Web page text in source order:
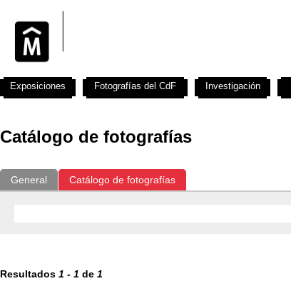
Catálogo de fotografías
General Catálogo de fotografías
Resultados 1 - 1 de 1
Exposiciones Fotografías del CdF Investigación